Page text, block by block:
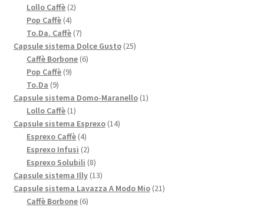
Lollo Caffè 22
Pop Caffè 44
prodotti
To.Da. Caffè 77
prodotti
Capsule sistema Dolce Gusto 2525
Caffè Borbone 66
Pop Caffè 99
To.Da 99
prodotti
Capsule sistema Domo-Maranello 11
Lollo Caffè 11
prodotto
Capsule sistema Esprexo 1414
Esprexo Caffè 44
prodotti
Esprexo Infusi 22
prodotti
Esprexo Solubili 88
prodotti
Capsule sistema Illy 1313
prodotti
Capsule sistema Lavazza A Modo Mio 2121
Caffè Borbone 66